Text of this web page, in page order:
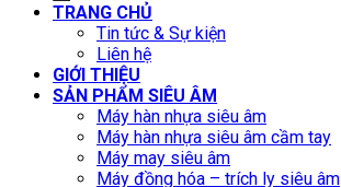
TRANG CHỦ
Tin tức & Sự kiện
Liên hệ
GIỚI THIỆU
SẢN PHẨM SIÊU ÂM
Máy hàn nhựa siêu âm
Máy hàn nhựa siêu âm cầm tay
Máy may siêu âm
Máy đồng hóa – trích ly siêu âm